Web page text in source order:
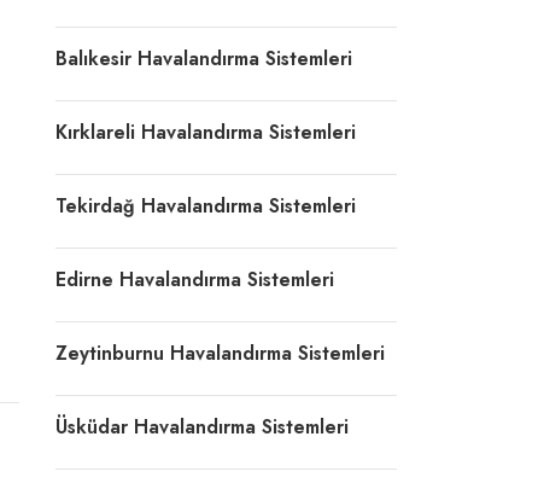
Balıkesir Havalandırma Sistemleri
Kırklareli Havalandırma Sistemleri
Tekirdağ Havalandırma Sistemleri
Edirne Havalandırma Sistemleri
Zeytinburnu Havalandırma Sistemleri
Üsküdar Havalandırma Sistemleri